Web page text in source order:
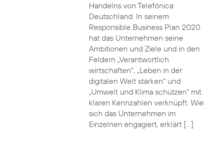
Handelns von Telefónica
Deutschland. In seinem
Responsible Business Plan 2020
hat das Unternehmen seine
Ambitionen und Ziele und in den
Feldern „Verantwortlich
wirtschaften“, „Leben in der
digitalen Welt stärken“ und
„Umwelt und Klima schützen“ mit
klaren Kennzahlen verknüpft. Wie
sich das Unternehmen im
Einzelnen engagiert, erklärt […]